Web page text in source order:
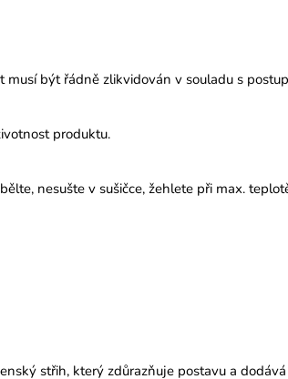
být řádně zlikvidován v souladu s
produktu.
nesušte v sušičce, žehlete při max.
střih, který zdůrazňuje postavu a